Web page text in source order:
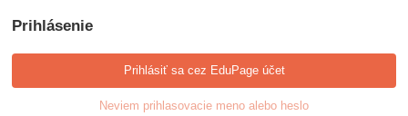
Prihlásenie
Prihlásiť sa cez EduPage účet
Neviem prihlasovacie meno alebo heslo